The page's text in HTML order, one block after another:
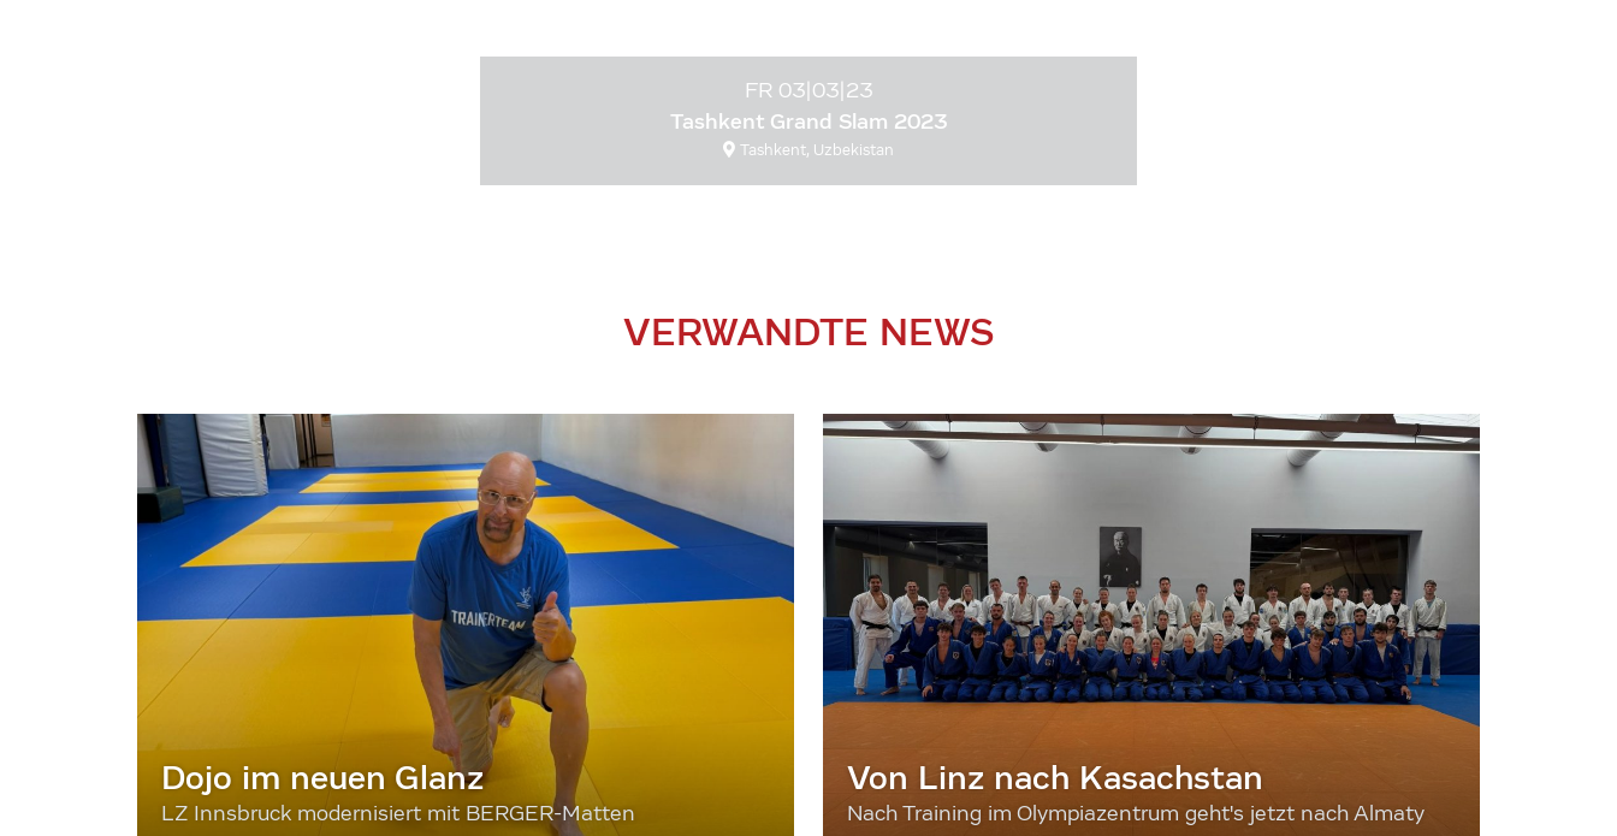
FR 03|03|23
Tashkent Grand Slam 2023
Tashkent, Uzbekistan
VERWANDTE NEWS
Dojo im neuen Glanz
LZ Innsbruck modernisiert mit BERGER-Matten
Von Linz nach Kasachstan
Nach Training im Olympiazentrum geht's jetzt nach Almaty